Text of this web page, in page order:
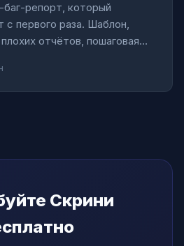
баг-репорт, который
с первого раза. Шаблон,
отчётов, пошаговая
Скрини